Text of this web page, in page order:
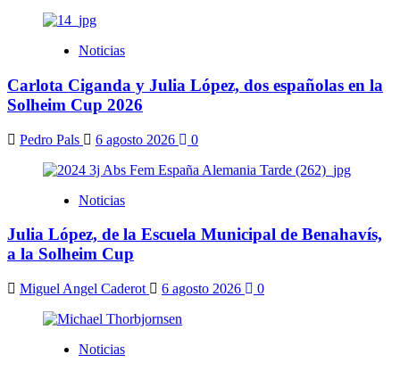
Noticias
Carlota Ciganda y Julia López, dos españolas en la
Solheim Cup 2026
Pedro Pals 6 agosto 2026 0
Noticias
Julia López, de la Escuela Municipal de Benahavís,
a la Solheim Cup
Miguel Angel Caderot 6 agosto 2026 0
Noticias